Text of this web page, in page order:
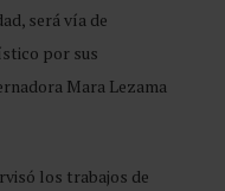
será vía de
por sus
Mara Lezama
los trabajos de